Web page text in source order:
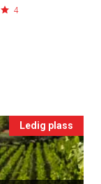
4
Ledig plass